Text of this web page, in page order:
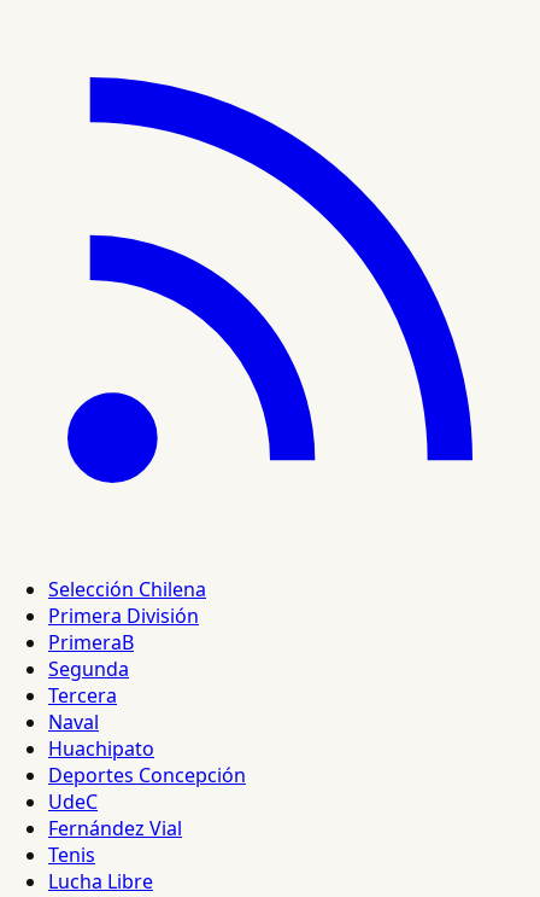
Selección Chilena
Primera División
PrimeraB
Segunda
Tercera
Naval
Huachipato
Deportes Concepción
UdeC
Fernández Vial
Tenis
Lucha Libre